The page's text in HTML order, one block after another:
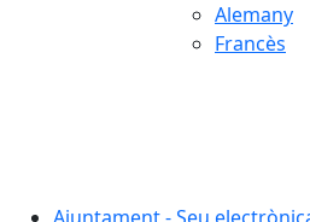
Alemany
Francès